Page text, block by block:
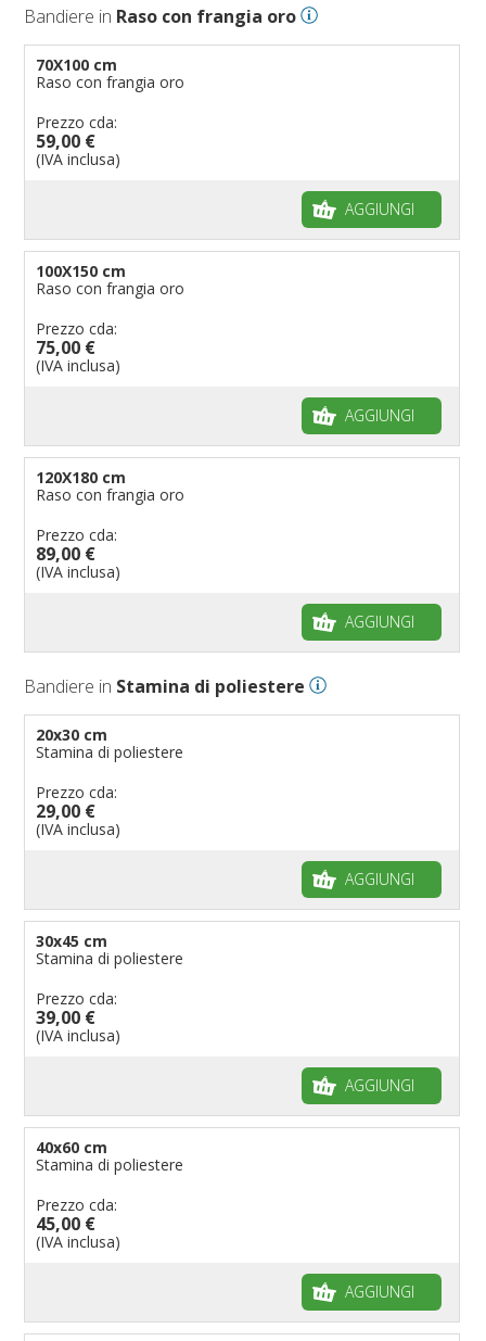
Bandiere in Raso con frangia oro
70X100 cm
Raso con frangia oro
Prezzo cda:
59,00 €
(IVA inclusa)
AGGIUNGI
100X150 cm
Raso con frangia oro
Prezzo cda:
75,00 €
(IVA inclusa)
AGGIUNGI
120X180 cm
Raso con frangia oro
Prezzo cda:
89,00 €
(IVA inclusa)
AGGIUNGI
Bandiere in Stamina di poliestere
20x30 cm
Stamina di poliestere
Prezzo cda:
29,00 €
(IVA inclusa)
AGGIUNGI
30x45 cm
Stamina di poliestere
Prezzo cda:
39,00 €
(IVA inclusa)
AGGIUNGI
40x60 cm
Stamina di poliestere
Prezzo cda:
45,00 €
(IVA inclusa)
AGGIUNGI